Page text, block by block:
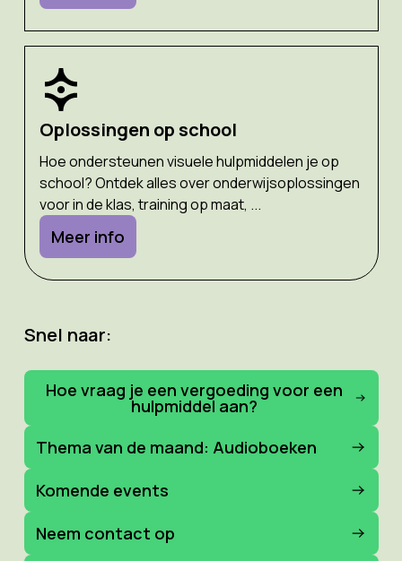
Oplossingen op school
Hoe ondersteunen visuele hulpmiddelen je op
school? Ontdek alles over onderwijsoplossingen
voor in de klas, training op maat, ...
Meer info
Snel naar:
Hoe vraag je een vergoeding voor een
hulpmiddel aan?
Thema van de maand: Audioboeken
Komende events
Neem contact op